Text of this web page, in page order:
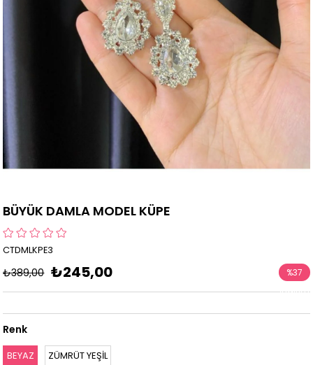
BÜYÜK DAMLA MODEL KÜPE
CTDMLKPE3
₺389,00 ₺245,00 %37
İndirim
Renk
BEYAZ ZÜMRÜT YEŞİL